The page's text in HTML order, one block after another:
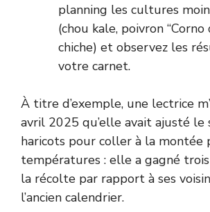
planning les cultures
(chou kale, poivron “Corno
chiche) et observez les
votre carnet.
À titre d’exemple, une lectrice
avril 2025 qu’elle avait ajusté le
haricots pour coller à la montée
températures : elle a gagné
la récolte par rapport à ses
l’ancien calendrier.